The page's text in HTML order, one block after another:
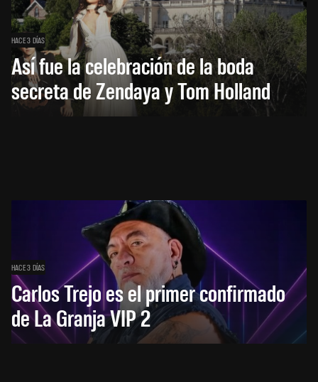
HACE 3 DÍAS
Así fue la celebración de la boda
secreta de Zendaya y Tom Holland
HACE 3 DÍAS
Carlos Trejo es el primer confirmado
de La Granja VIP 2